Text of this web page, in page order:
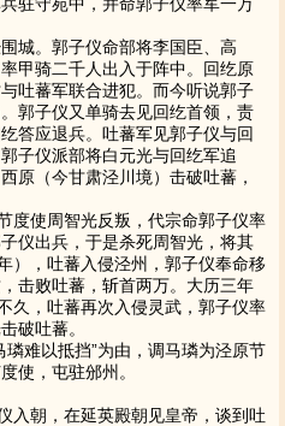
。郭子仪命部将李国臣、高
甲骑二千人出入于阵中。回纥原
吐蕃军联合进犯。而今听说郭子
郭子仪又单骑去见回纥首领，责
答应退兵。吐蕃军见郭子仪与回
子仪派部将白元光与回纥军追
原（今甘肃泾川境）击破吐蕃，
使周智光反叛，代宗命郭子仪率
仪出兵，于是杀死周智光，将其
），吐蕃入侵泾州，郭子仪奉命移
击败吐蕃，斩首两万。大历三年
久，吐蕃再次入侵灵武，郭子仪率
破吐蕃。
难以抵挡”为由，调马璘为泾原节
使，屯驻邠州。
朝，在延英殿朝见皇帝，谈到吐